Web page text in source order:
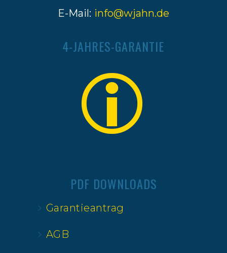
E-Mail: info@wjahn.de
4-JAHRES-GARANTIE
PDF DOWNLOADS
Garantieantrag
AGB